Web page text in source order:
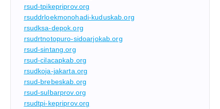
rsud-tpikepriprov.org
rsuddrloekmonohadi-kuduskab.org
rsudksa-depok.org
rsudrtnotopuro-sidoarjokab.org
rsud-sintang.org
rsud-cilacapkab.org
rsudkoja-jakarta.org
rsud-brebeskab.org
rsud-sulbarprov.org
rsudtpi-kepriprov.org